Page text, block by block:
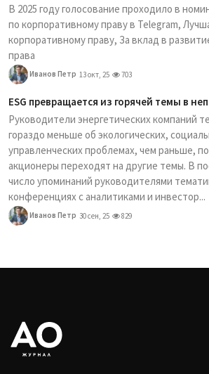
В 2025 году голосование проходило в
по корпоративному праву в Telegram,
корпоративному праву, За вклад в
права
Иванов Петр 13 окт, 25 703
ESG превращается из горячей темы в
Руководители энергетических компаний
гораздо меньше об экологических,
управленческих проблемах, чем раньше,
акционеры переходят на другие темы. В
число упоминаний руководителями
конференциях с аналитиками и инвестор...
Иванов Петр 30 сен, 25 829